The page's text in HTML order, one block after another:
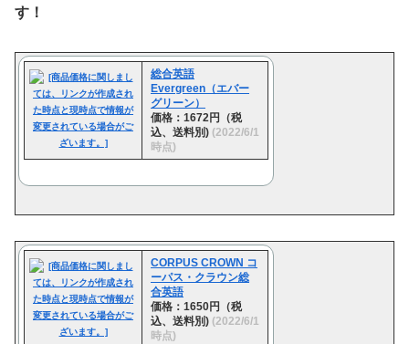
す！
総合英語
Evergreen（エバー
グリーン）
価格：1672円（税
込、送料別) (2022/6/1
時点)
CORPUS CROWN コ
ーパス・クラウン総
合英語
価格：1650円（税
込、送料別) (2022/6/1
時点)